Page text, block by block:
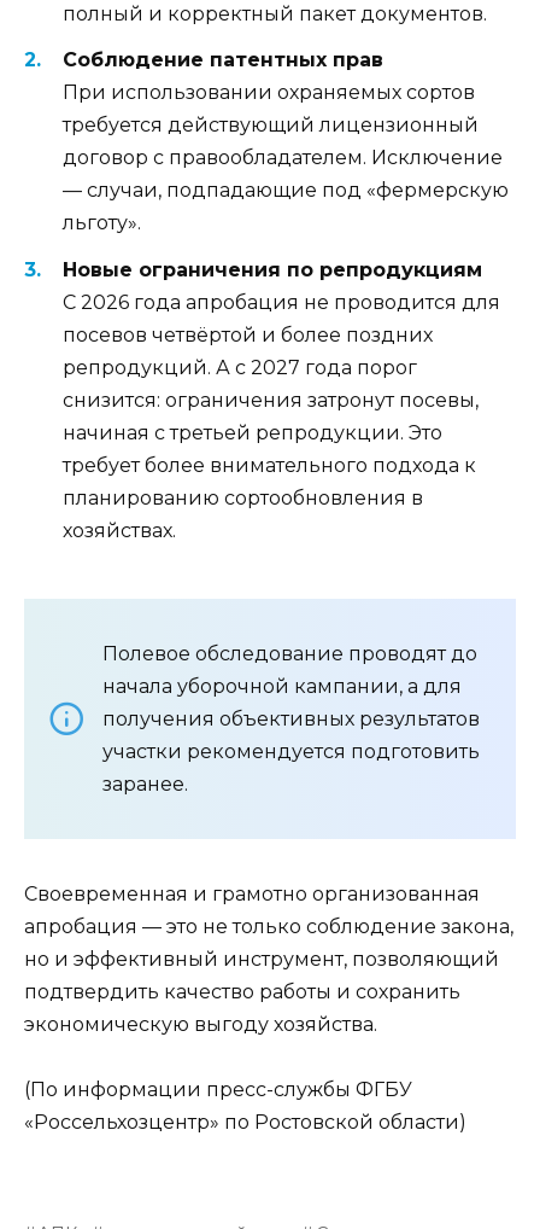
полный и корректный пакет документов.
Соблюдение патентных прав
При использовании охраняемых сортов
требуется действующий лицензионный
договор с правообладателем. Исключение
— случаи, подпадающие под «фермерскую
льготу».
Новые ограничения по репродукциям
С 2026 года апробация не проводится для
посевов четвёртой и более поздних
репродукций. А с 2027 года порог
снизится: ограничения затронут посевы,
начиная с третьей репродукции. Это
требует более внимательного подхода к
планированию сортообновления в
хозяйствах.
Полевое обследование проводят до
начала уборочной кампании, а для
получения объективных результатов
участки рекомендуется подготовить
заранее.
Своевременная и грамотно организованная
апробация — это не только соблюдение закона,
но и эффективный инструмент, позволяющий
подтвердить качество работы и сохранить
экономическую выгоду хозяйства.
(По информации пресс-службы ФГБУ
«Россельхозцентр» по Ростовской области)